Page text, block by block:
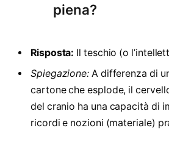
piena?
Risposta: Il teschio (o
Spiegazione: A differenza di
cartone che esplode, il
del cranio ha una capacità di
ricordi e nozioni (materiale)